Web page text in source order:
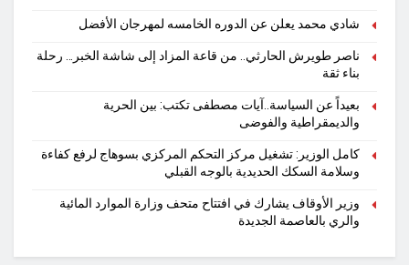
شادي محمد يعلن عن الدوره الخامسه لمهرجان الأفضل
ناصر طويرش الحارثي.. من قاعة المزاد إلى شاشة الخبر… رحلة
بناء ثقة
بعيداً عن السياسة..آيات مصطفى تكتب: بين الحرية
والديمقراطية والفوضى
كامل الوزير: تشغيل مركز التحكم المركزي بسوهاج لرفع كفاءة
وسلامة السكك الحديدية بالوجه القبلي
وزير الأوقاف يشارك في افتتاح متحف وزارة الموارد المائية
والري بالعاصمة الجديدة